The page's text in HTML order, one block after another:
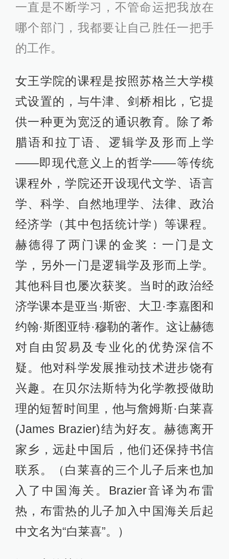
一直是不断学习，不管命运把我放在
哪个部门，我都要让自己胜任一把手
的工作。
女王学院的课程是按照苏格兰大学模
式设置的，与牛津、剑桥相比，它提
供一种更为宽泛的通识教育。除了希
腊语和拉丁语、逻辑学及形而上学
——即现代意义上的哲学——等传统
课程外，学院还开设现代文学、语言
学、科学、自然地理学、法律、政治
经济学（其中包括统计学）等课程。
赫德得了两门课的金奖：一门是文
学，另外一门是逻辑学及形而上学。
其他科目也屡次获奖。当时的政治经
济学课本是亚当·斯密、大卫·李嘉图和
约翰·斯图亚特·穆勒的著作。这让赫德
对自由贸易及专业化的优势深信不
疑。他对科学发展推动技术进步饶有
兴趣。在贝尔法斯特为化学教授做助
理的短暂时间里，他与詹姆斯·白莱喜
(James Brazier)结为好友。赫德离开
家乡，远赴中国后，他们还保持书信
联系。（白莱喜的三个儿子后来也加
入了中国海关。Brazier音译为布雷
热，布雷热的儿子加入中国海关后起
中文名为“白莱喜”。）